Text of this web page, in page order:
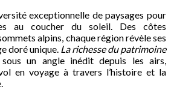
exceptionnelle de paysages pour
au coucher du soleil. Des côtes
alpins, chaque région révèle ses
doré unique. La richesse du patrimoine
un angle inédit depuis les airs,
en voyage à travers l’histoire et la